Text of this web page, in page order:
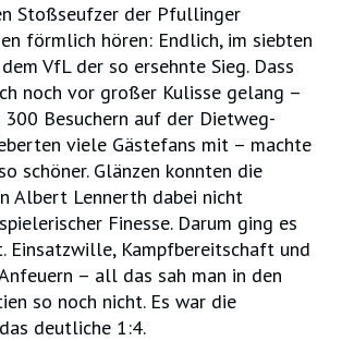
Stoßseufzer der Pfullinger
förmlich hören: Endlich, im siebten
VfL der so ersehnte Sieg. Dass
noch vor großer Kulisse gelang –
Besuchern auf der Dietweg-
viele Gästefans mit – machte
schöner. Glänzen konnten die
Albert Lennerth dabei nicht
Finesse. Darum ging es
Einsatzwille, Kampfbereitschaft und
– all das sah man in den
so noch nicht. Es war die
deutliche 1:4.